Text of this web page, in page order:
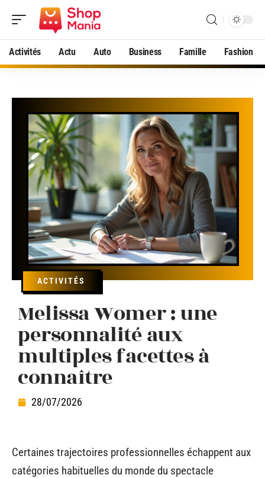
Activités Actu Auto Business Famille Fashion
ACTIVITÉS
Melissa Womer : une
personnalité aux
multiples facettes à
connaître
28/07/2026
Certaines trajectoires professionnelles échappent aux
catégories habituelles du monde du spectacle